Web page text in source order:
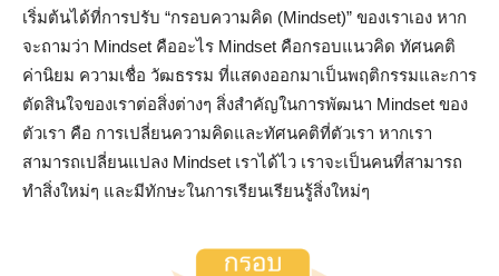
เริ่มต้นได้ที่การปรับ “กรอบความคิด (Mindset)” ของเราเอง หาก
จะถามว่า Mindset คืออะไร Mindset คือกรอบแนวคิด ทัศนคติ
ค่านิยม ความเชื่อ วัฒธรรม ที่แสดงออกมาเป็นพฤติกรรมและการ
ตัดสินใจของเราต่อสิ่งต่างๆ สิ่งสำคัญในการพัฒนา Mindset ของ
ตัวเรา คือ การเปลี่ยนความคิดและทัศนคติที่ตัวเรา หากเรา
สามารถเปลี่ยนแปลง Mindset เราได้ไว เราจะเป็นคนที่สามารถ
ทำสิ่งใหม่ๆ และมีทักษะในการเรียนเรียนรู้สิ่งใหม่ๆ